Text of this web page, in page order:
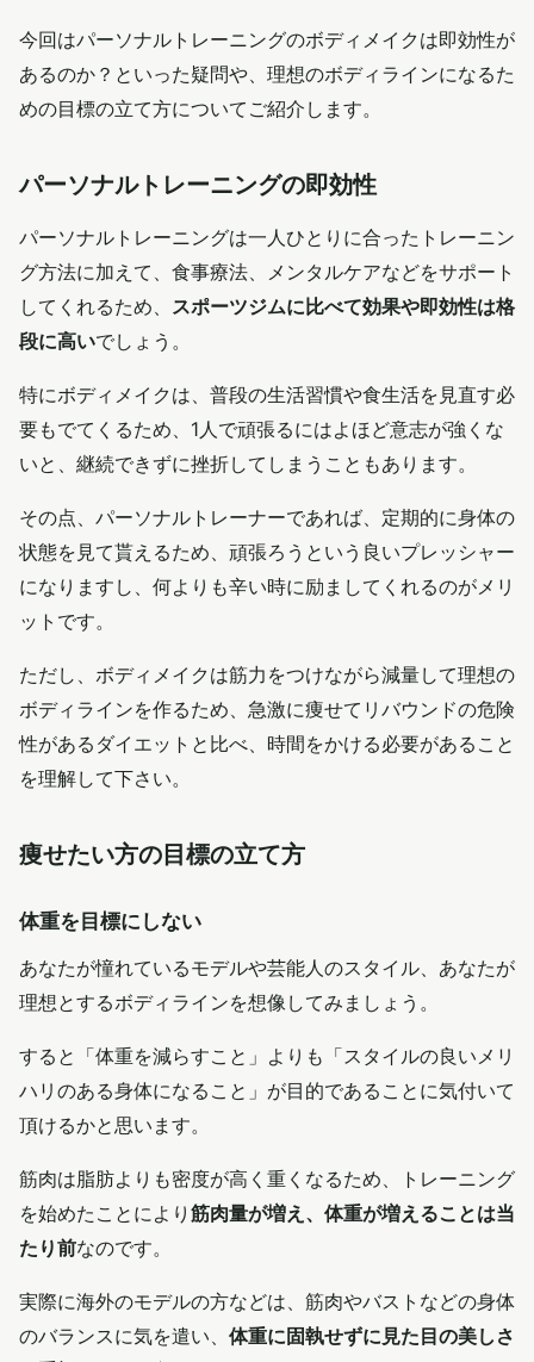
今回はパーソナルトレーニングのボディメイクは即効性が
あるのか？といった疑問や、理想のボディラインになるた
めの目標の立て方についてご紹介します。
パーソナルトレーニングの即効性
パーソナルトレーニングは一人ひとりに合ったトレーニン
グ方法に加えて、食事療法、メンタルケアなどをサポート
してくれるため、 スポーツジムに比べて効果や即効性は格
段に高いでしょう。
特にボディメイクは、普段の生活習慣や食生活を見直す必
要もでてくるため、1人で頑張るにはよほど意志が強くな
いと、継続できずに挫折してしまうこともあります。
その点、パーソナルトレーナーであれば、定期的に身体の
状態を見て貰えるため、頑張ろうという良いプレッシャー
になりますし、何よりも辛い時に励ましてくれるのがメリ
ットです。
ただし、ボディメイクは筋力をつけながら減量して理想の
ボディラインを作るため、急激に痩せてリバウンドの危険
性があるダイエットと比べ、時間をかける必要があること
を理解して下さい。
痩せたい方の目標の立て方
体重を目標にしない
あなたが憧れているモデルや芸能人のスタイル、あなたが
理想とするボディラインを想像してみましょう。
すると「体重を減らすこと」よりも「スタイルの良いメリ
ハリのある身体になること」が目的であることに気付いて
頂けるかと思います。
筋肉は脂肪よりも密度が高く重くなるため、トレーニング
を始めたことにより 筋肉量が増え、体重が増えることは当
たり前なのです。
実際に海外のモデルの方などは、筋肉やバストなどの身体
のバランスに気を遣い、 体重に固執せずに見た目の美しさ